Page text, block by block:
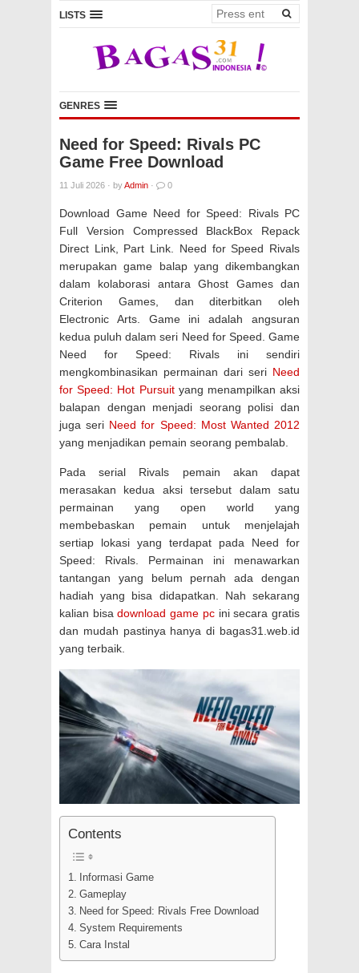
LISTS
GENRES
Need for Speed: Rivals PC
Game Free Download
11 Juli 2026 · byAdmin · 0
Download Game Need for Speed: Rivals PC
Full Version Compressed BlackBox Repack
Direct Link, Part Link. Need for Speed Rivals
merupakan game balap yang dikembangkan
dalam kolaborasi antara Ghost Games dan
Criterion Games, dan diterbitkan oleh
Electronic Arts. Game ini adalah angsuran
kedua puluh dalam seri Need for Speed. Game
Need for Speed: Rivals ini sendiri
mengkombinasikan permainan dari seri Need
for Speed: Hot Pursuityang menampilkan aksi
balapan dengan menjadi seorang polisi dan
juga seri Need for Speed: Most Wanted 2012
yang menjadikan pemain seorang pembalab.
Pada serial Rivals pemain akan dapat
merasakan kedua aksi tersebut dalam satu
permainan yang open world yang
membebaskan pemain untuk menjelajah
sertiap lokasi yang terdapat pada Need for
Speed: Rivals. Permainan ini menawarkan
tantangan yang belum pernah ada dengan
hadiah yang bisa didapatkan. Nah sekarang
kalian bisadownload game pcini secara gratis
dan mudah pastinya hanya di bagas31.web.id
yang terbaik.
Contents
Informasi Game
Gameplay
Need for Speed: Rivals Free Download
System Requirements
Cara Instal